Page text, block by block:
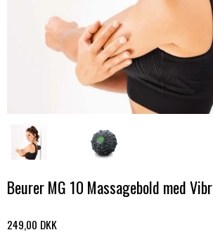
Beurer MG 10 Massagebold med
249,00 DKK